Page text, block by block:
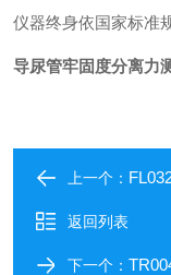
仪器终身依国家标准
导尿管牢固度分离力
上一个：
返回列表
下一个：